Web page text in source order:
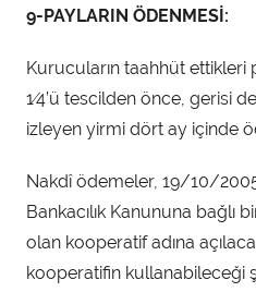
9-PAYLARIN ÖDENMESİ:
Kurucuların taahhüt ettikleri
1⁄4’ü tescilden önce, gerisi
izleyen yirmi dört ay içinde
Nakdî ödemeler, 19/10/2005
Bankacılık Kanununa bağlı
olan kooperatif adına
kooperatifin kullanabileceği